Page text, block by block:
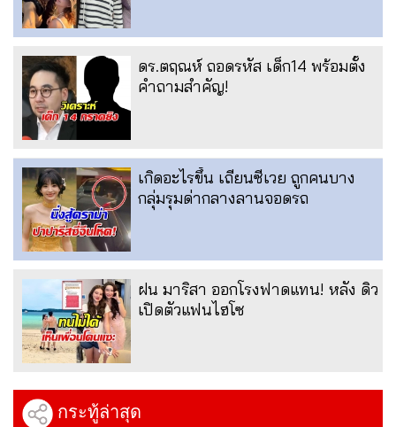
ดร.ตฤณห์ ถอดรหัส เด็ก14 พร้อมตั้ง
คำถามสำคัญ!
เกิดอะไรขึ้น เถียนซีเวย ถูกคนบาง
กลุ่มรุมด่ากลางลานจอดรถ
ฝน มาริสา ออกโรงฟาดแทน! หลัง ดิว
เปิดตัวแฟนไฮโซ
กระทู้ล่าสุด